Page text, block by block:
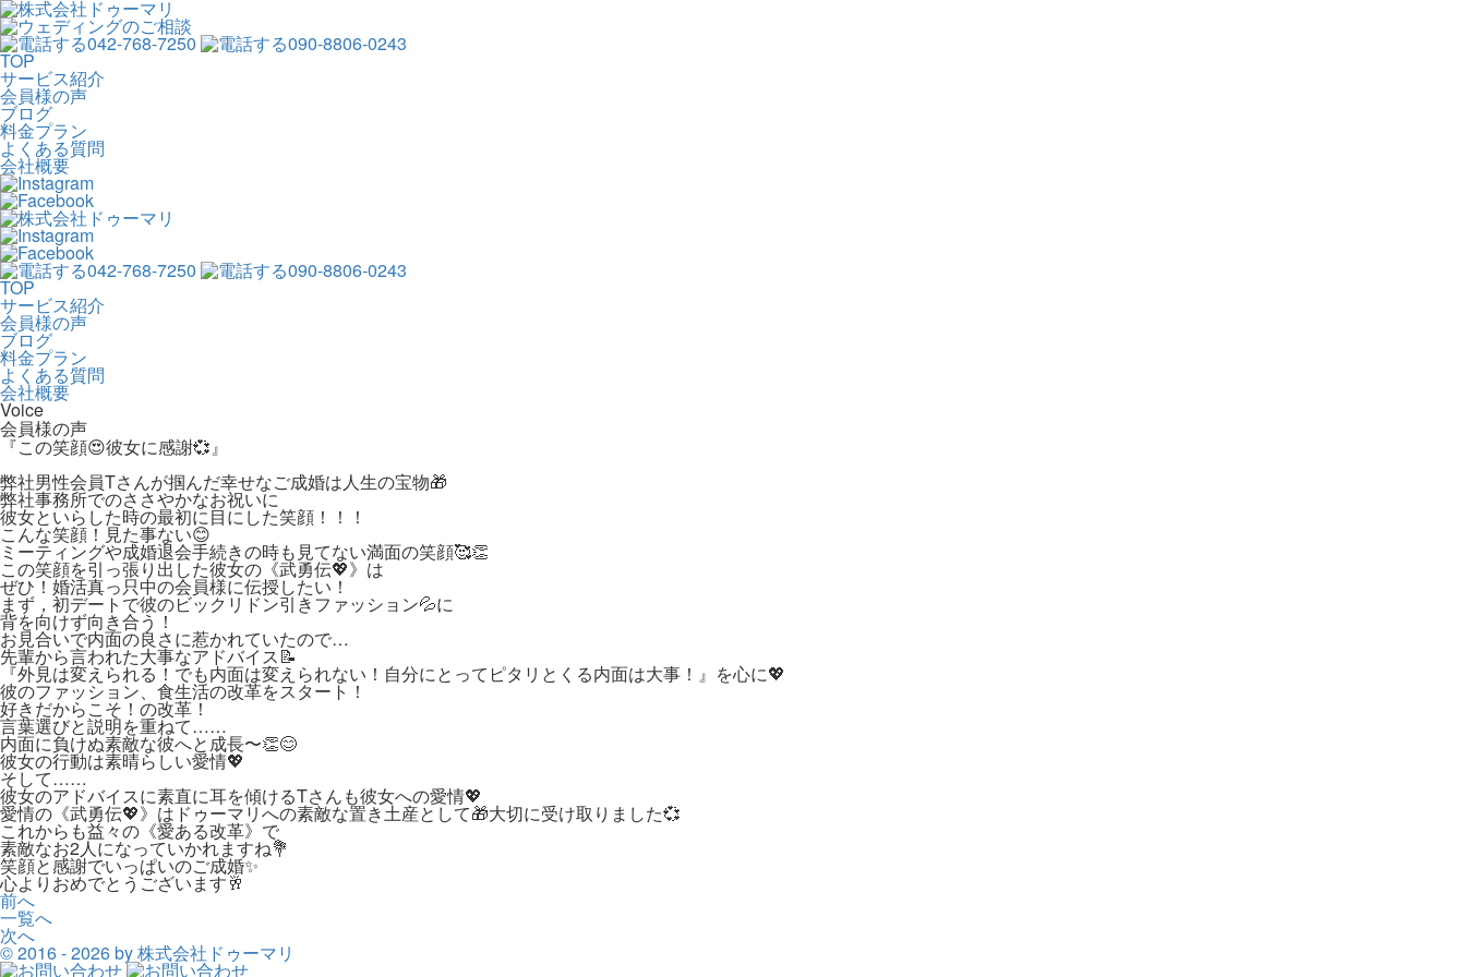
042-768-7250 090-8806-0243
TOP
サービス紹介
会員様の声
ブログ
料金プラン
よくある質問
会社概要
042-768-7250 090-8806-0243
TOP
サービス紹介
会員様の声
ブログ
料金プラン
よくある質問
会社概要
Voice
会員様の声
『この笑顔😍彼女に感謝💞』
弊社男性会員Tさんが掴んだ幸せなご成婚は人生の宝物🎁
弊社事務所でのささやかなお祝いに
彼女といらした時の最初に目にした笑顔！！！
こんな笑顔！見た事ない😊
ミーティングや成婚退会手続きの時も見てない満面の笑顔🥰👏
この笑顔を引っ張り出した彼女の《武勇伝💖》は
ぜひ！婚活真っ只中の会員様に伝授したい！
まず，初デートで彼のビックリドン引きファッション💦に
背を向けず向き合う！
お見合いで内面の良さに惹かれていたので…
先輩から言われた大事なアドバイス📝
『外見は変えられる！でも内面は変えられない！自分にとってピタリとくる内面は大事！』を心に💖
彼のファッション、食生活の改革をスタート！
好きだからこそ！の改革！
言葉選びと説明を重ねて……
内面に負けぬ素敵な彼へと成長〜👏😊
彼女の行動は素晴らしい愛情💖
そして……
彼女のアドバイスに素直に耳を傾けるTさんも彼女への愛情💖
愛情の《武勇伝💖》はドゥーマリへの素敵な置き土産として🎁大切に受け取りました💞
これからも益々の《愛ある改革》で
素敵なお2人になっていかれますね💐
笑顔と感謝でいっぱいのご成婚✨
心よりおめでとうございます🥂
前へ
一覧へ
次へ
© 2016 -2026 by 株式会社ドゥーマリ